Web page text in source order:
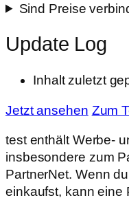
Sind Preise
Update Log
Inhalt zuletzt
Jetzt ansehen Zum
test enthält Werbe-
insbesondere zum
PartnerNet. Wenn
einkaufst, kann eine